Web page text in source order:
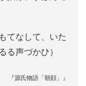
てなして、いた
る声づかひ）
『源氏物語「朝顔」』